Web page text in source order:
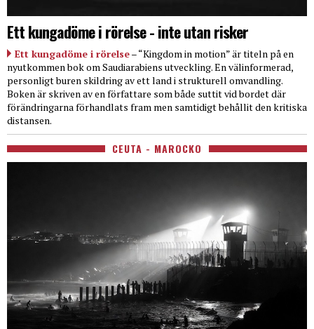
Ett kungadöme i rörelse - inte utan risker
Ett kungadöme i rörelse– “Kingdom in motion” är titeln på en
nyutkommen bok om Saudiarabiens utveckling. En välinformerad,
personligt buren skildring av ett land i strukturell omvandling.
Boken är skriven av en författare som både suttit vid bordet där
förändringarna förhandlats fram men samtidigt behållit den kritiska
distansen.
CEUTA - MAROCKO